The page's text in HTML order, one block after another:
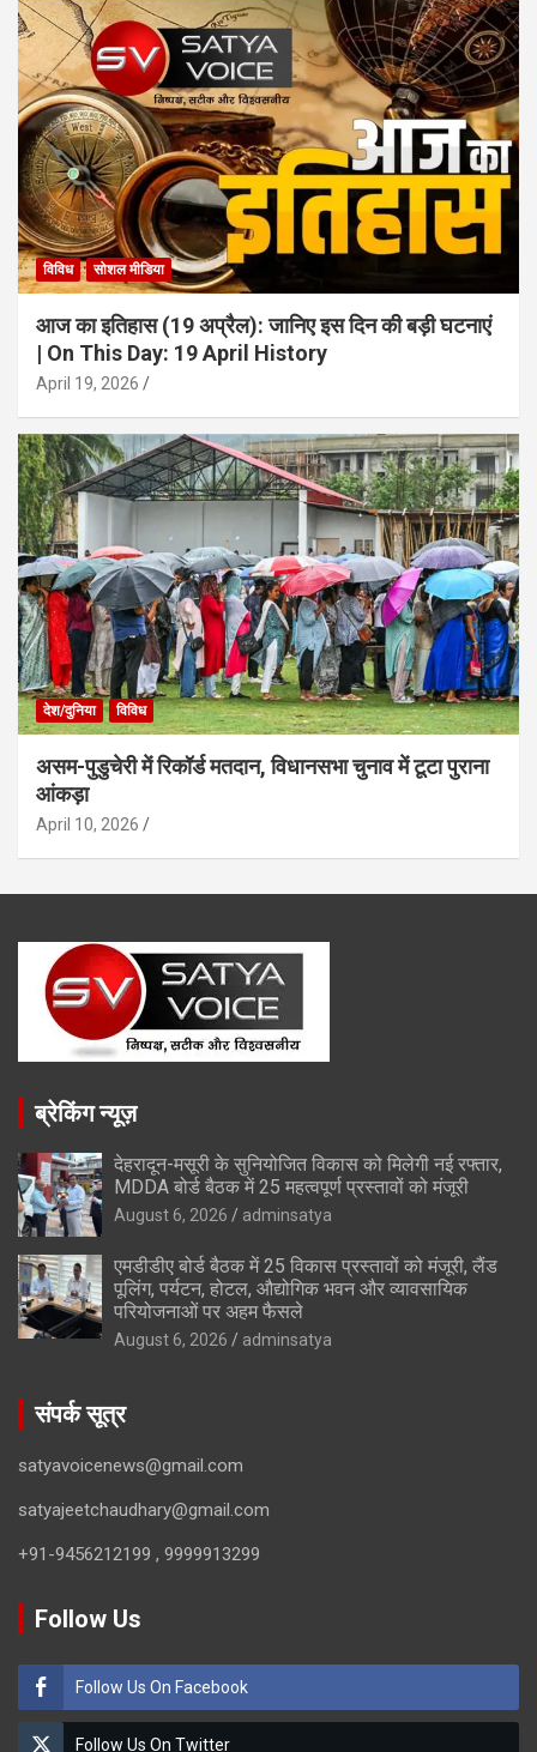
विविध सोशल मीडिया
आज का इतिहास (19 अप्रैल): जानिए इस दिन की बड़ी घटनाएं
| On This Day: 19 April History
April 19, 2026
देश/दुनिया विविध
असम-पुडुचेरी में रिकॉर्ड मतदान, विधानसभा चुनाव में टूटा पुराना
आंकड़ा
April 10, 2026
ब्रेकिंग न्यूज़
देहरादून-मसूरी के सुनियोजित विकास को मिलेगी नई रफ्तार,
MDDA बोर्ड बैठक में 25 महत्वपूर्ण प्रस्तावों को मंजूरी
August 6, 2026 adminsatya
एमडीडीए बोर्ड बैठक में 25 विकास प्रस्तावों को मंजूरी, लैंड
पूलिंग, पर्यटन, होटल, औद्योगिक भवन और व्यावसायिक
परियोजनाओं पर अहम फैसले
August 6, 2026 adminsatya
संपर्क सूत्र
satyavoicenews@gmail.com
satyajeetchaudhary@gmail.com
+91-9456212199 , 9999913299
Follow Us
Follow Us On Facebook
Follow Us On Twitter